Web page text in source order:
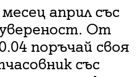
април със
От
поръчай своя
със